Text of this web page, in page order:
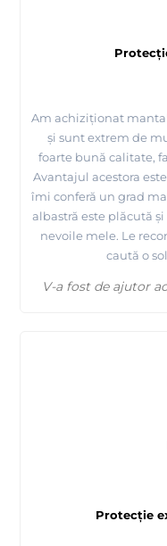
Am achiziționat
și sunt extrem de
foarte bună calitate,
Avantajul acestora
îmi conferă un grad
albastră este plăcută
nevoile mele. Le
caută o
V-a fost de ajutor
Protecție